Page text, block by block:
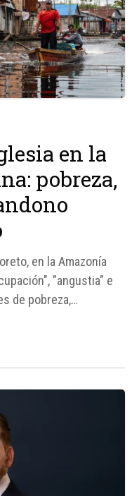
en la
pobreza,
en la Amazonía
"angustia" e
de pobreza,
indígenas.